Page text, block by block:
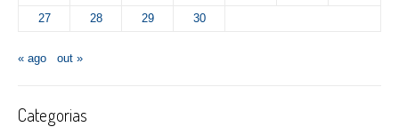
27
28 29 30
« ago out »
Categorias